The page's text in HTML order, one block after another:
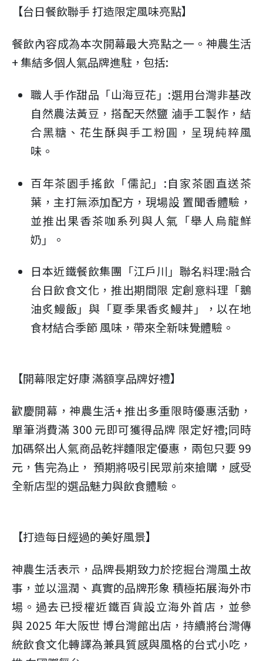
【台日餐飲聯手 打造限定風味亮點】
餐飲內容成為本次開幕最大亮點之一。神農生活
+ 集結多個人氣品牌進駐，包括:
職人手作甜品「山海豆花」:選用台灣非基改
自然農法黃豆，搭配天然鹽 滷手工製作，結
合黑糖、花生酥與手工粉圓，呈現純粹風
味。
百年茶園手搖飲「儒記」:自家茶園直送茶
葉，主打無添加配方，現場設 置聞香體驗，
並推出果香茶咖系列與人氣「舉人烏龍鮮
奶」。
日本近鐵餐飲集團「江戶川」聯名料理:融合
台日飲食文化，推出期間限 定創意料理「鵝
油炙鰻飯」與「夏季果香炙鰻丼」，以在地
食材結合季節 風味，帶來全新味覺體驗。
【開幕限定好康 滿額享品牌好禮】
歡慶開幕，神農生活+ 推出多重限時優惠活動，
單筆消費滿 300 元即可獲得品牌 限定好禮;同時
加碼祭出人氣商品乾拌麵限定優惠，兩包只要 99
元，售完為止， 預期將吸引民眾前來搶購，感受
全新店型的選品魅力與飲食體驗。
【打造每日經過的美好風景】
神農生活表示，品牌長期致力於挖掘台灣風土故
事，並以溫潤、真實的品牌形象 積極拓展海外市
場。過去已授權近鐵百貨設立海外首店，並參
與 2025 年大阪世 博台灣館出店，持續將台灣傳
統飲食文化轉譯為兼具質感與風格的台式小吃，